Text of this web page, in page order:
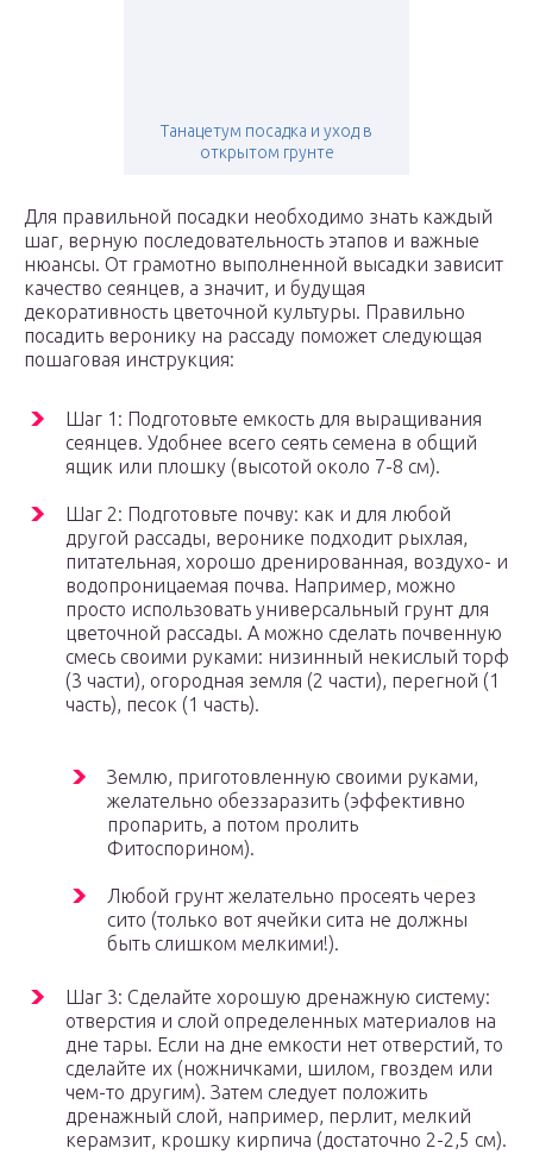
Танацетум посадка и уход в
открытом грунте
Для правильной посадки необходимо знать каждый
шаг, верную последовательность этапов и важные
нюансы. От грамотно выполненной высадки зависит
качество сеянцев, а значит, и будущая
декоративность цветочной культуры. Правильно
посадить веронику на рассаду поможет следующая
пошаговая инструкция:
Шаг 1: Подготовьте емкость для выращивания
сеянцев. Удобнее всего сеять семена в общий
ящик или плошку (высотой около 7-8 см).
Шаг 2: Подготовьте почву: как и для любой
другой рассады, веронике подходит рыхлая,
питательная, хорошо дренированная, воздухо- и
водопроницаемая почва. Например, можно
просто использовать универсальный грунт для
цветочной рассады. А можно сделать почвенную
смесь своими руками: низинный некислый торф
(3 части), огородная земля (2 части), перегной (1
часть), песок (1 часть).
Землю, приготовленную своими руками,
желательно обеззаразить (эффективно
пропарить, а потом пролить
Фитоспорином).
Любой грунт желательно просеять через
сито (только вот ячейки сита не должны
быть слишком мелкими!).
Шаг 3: Сделайте хорошую дренажную систему:
отверстия и слой определенных материалов на
дне тары. Если на дне емкости нет отверстий, то
сделайте их (ножничками, шилом, гвоздем или
чем-то другим). Затем следует положить
дренажный слой, например, перлит, мелкий
керамзит, крошку кирпича (достаточно 2-2,5 см).